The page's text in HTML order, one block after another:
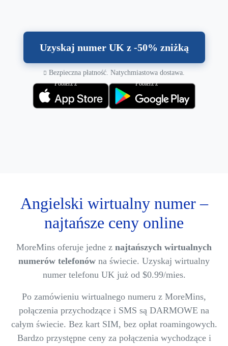
Uzyskaj numer UK z -50% zniżką
Bezpieczna płatność. Natychmiastowa dostawa.
Pobierz z Pobierz z
Angielski wirtualny numer –
najtańsze ceny online
MoreMins oferuje jedne z najtańszych wirtualnych
numerów telefonów na świecie. Uzyskaj wirtualny
numer telefonu UK już od $0.99/mies.
Po zamówieniu wirtualnego numeru z MoreMins,
połączenia przychodzące i SMS są DARMOWE na
całym świecie. Bez kart SIM, bez opłat roamingowych.
Bardzo przystępne ceny za połączenia wychodzące i